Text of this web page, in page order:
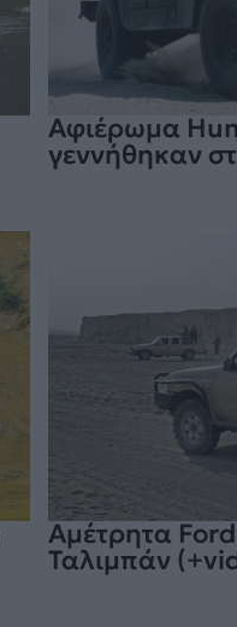
Αφιέρωμα
γεννήθηκαν
Αμέτρητα
Ταλιμπάν